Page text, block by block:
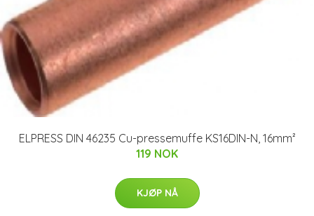
ELPRESS DIN 46235 Cu-pressemuffe KS16DIN-N, 16mm²
119 NOK
KJØP NÅ